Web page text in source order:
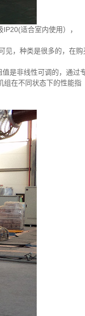
适合室内使用），
见，种类是很多的，在购
是非线性可调的，通过
组在不同状态下的性能指